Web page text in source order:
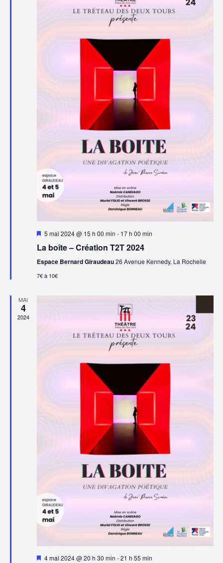
Mis
avant
5 mai 2024 @ 15 h 00 min - 17 h 00 min
La boîte – Création T2T 2024
Espace Bernard Giraudeau26 Avenue Kennedy, La Rochelle
7€ à 10€
MAI
4
2024
Mis
4 mai 2024 @ 20 h 30 min -21 h 55 min